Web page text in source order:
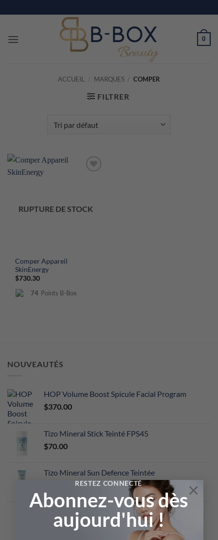
RESTEZ CONNECTÉ
Abonnez-vous dès
aujourd'hui !
×
au
0
ACCUEIL / MARQUES / COMPER
FILTRER
RUPTURE DE STOCK
Comper Appareil
SkinEnergy
$730.30
74 Points B-Box
NOUVEAUTÉS
HOP Volume Boost Spicule Facial Program
$370.00
Tizo Mineral Stick Teinté FPS45
$70.00
Tizo Mineral Sun Defence Teintée
B-Box Balance Gel
74.95